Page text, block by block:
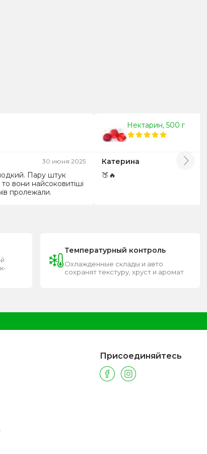
30 июня 2025
Пару штук
вони найсоковитіші
пролежали.
Нектарин, 500 г
Катерина
🍑🔥
Температурный контроль
Охлажденные склады и авто
сохранят текстуру, хруст и аромат
Присоединяйтесь